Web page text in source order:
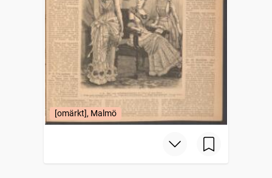
[omärkt], Malmö